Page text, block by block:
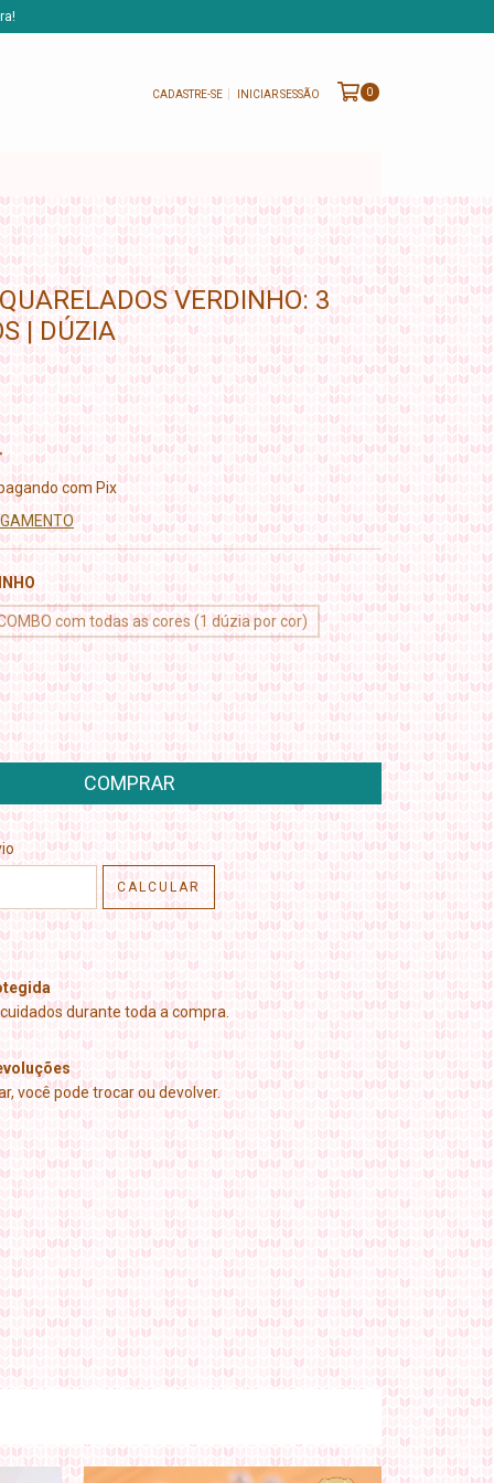
CADASTRE-SE INICIAR SESSÃO 0
VERDINHO: 3
| DÚZIA
com Pix
com todas as cores (1 dúzia por cor)
ALTERAR CEP
CALCULAR
durante toda a compra.
você pode trocar ou devolver.